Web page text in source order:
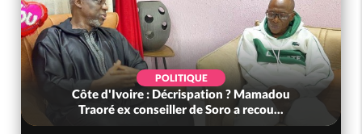
POLITIQUE
Côte d'Ivoire : Décrispation ? Mamadou
Traoré ex conseiller de Soro a recou...